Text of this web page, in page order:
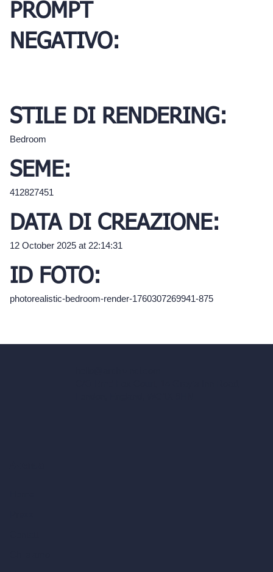
PROMPT
NEGATIVO:
STILE DI RENDERING:
Bedroom
SEME:
412827451
DATA DI CREAZIONE:
12 October 2025 at 22:14:31
ID FOTO:
photorealistic-bedroom-render-1760307269941-875